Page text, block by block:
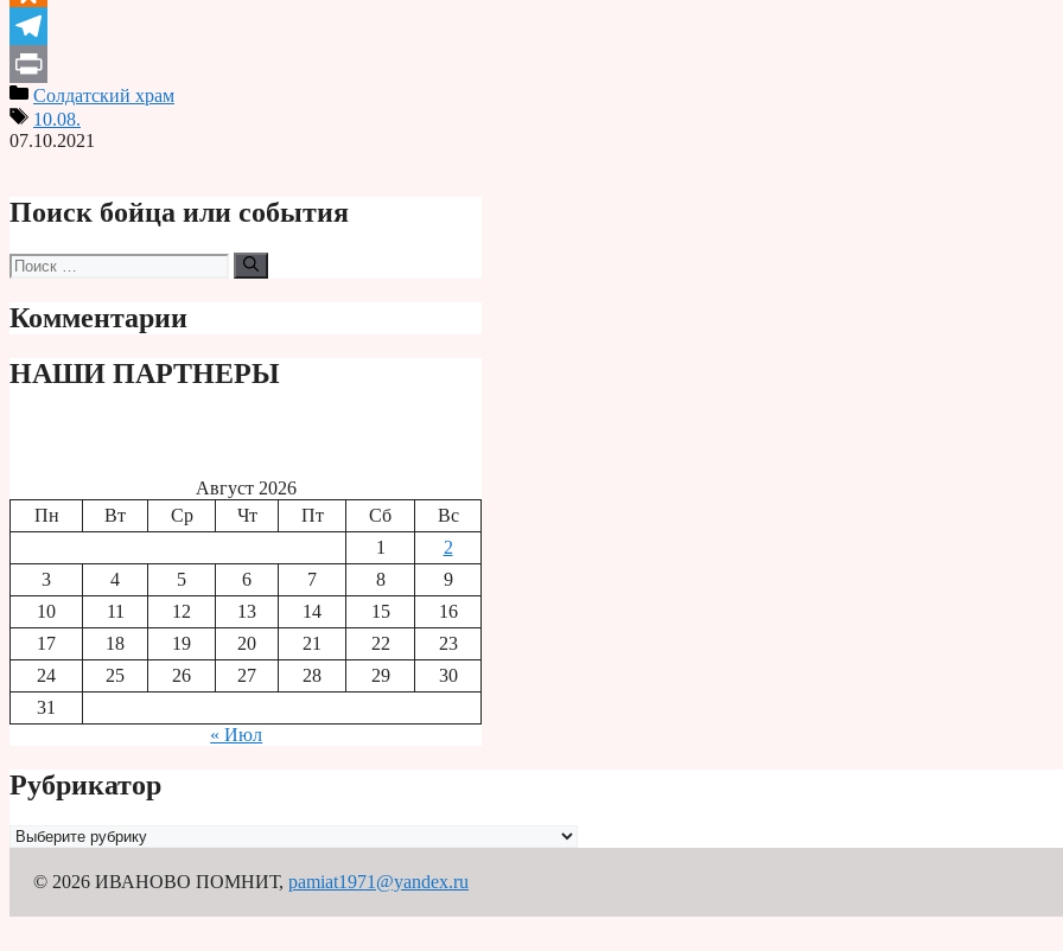
Odnoklassniki
Telegram
PrintСолдатский храм
10.08.
07.10.2021
Поиск бойца или события
Поиск:
Комментарии
НАШИ ПАРТНЕРЫ
Август 2026
Пн
Вт Ср Чт Пт Сб
Вс
1
2
3
4 5 6 7 8
9
10
11 12 13 14 15
16
17
18 19 20 21 22
23
24
25 26 27 28 29
30
31
« Июл
Рубрикатор
Рубрикатор
© 2026 ИВАНОВО ПОМНИТ, pamiat1971@yandex.ru